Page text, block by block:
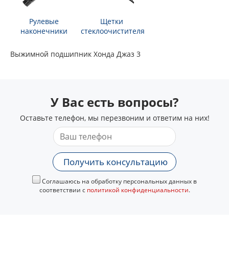
Рулевые
наконечники
Щетки
стеклоочистителя
Выжимной подшипник Хонда Джаз 3
У Вас есть вопросы?
Оставьте телефон, мы перезвоним и ответим на них!
Получить консультацию
Соглашаюсь на обработку персональных данных в
соответствии с политикой конфиденциальности.